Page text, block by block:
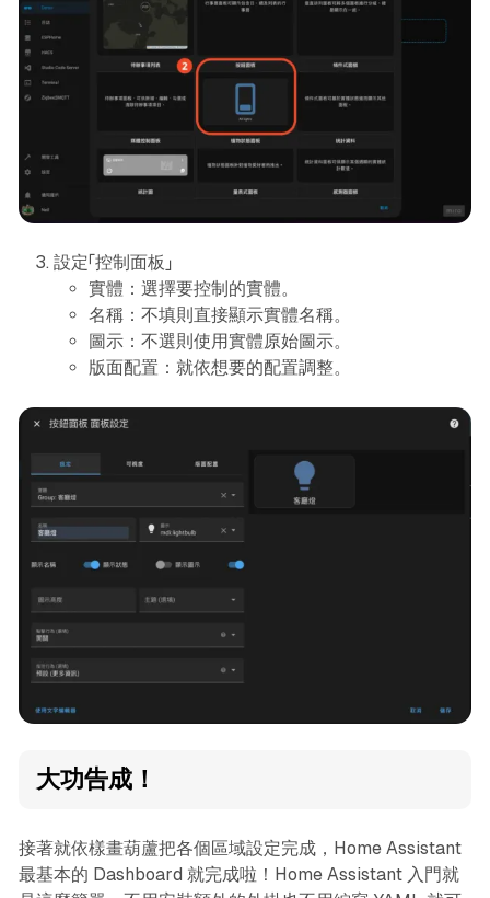
設定「控制面板」
實體：選擇要控制的實體。
名稱：不填則直接顯示實體名稱。
圖示：不選則使用實體原始圖示。
版面配置：就依想要的配置調整。
大功告成！
接著就依樣畫葫蘆把各個區域設定完成，Home Assistant
最基本的 Dashboard 就完成啦！Home Assistant 入門就